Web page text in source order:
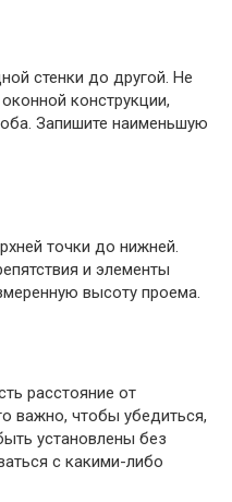
стенки до другой. Не
конструкции,
Запишите наименьшую
точки до нижней.
и элементы
высоту проема.
расстояние от
важно, чтобы убедиться,
установлены без
с какими-либо